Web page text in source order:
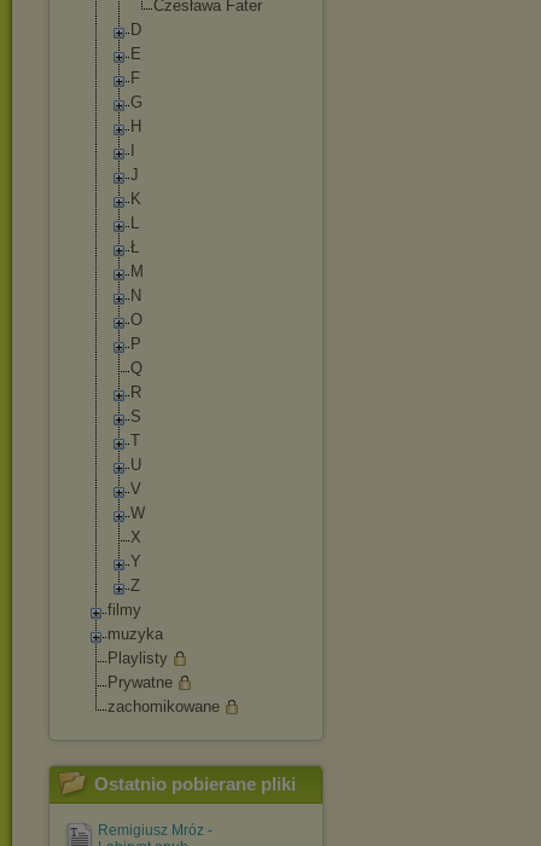
Czesława Fater
D
E
F
G
H
J
K
L
Ł
M
N
O
P
Q
R
S
T
U
V
W
X
Y
Z
filmy
muzyka
Playlisty
Prywatne
zachomikowane
Ostatnio pobierane pliki
Remigiusz Mróz -